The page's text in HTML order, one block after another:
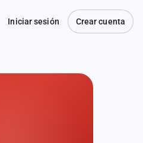
Iniciar sesión Crear cuenta